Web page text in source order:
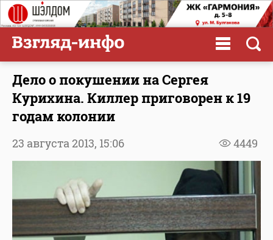
Дело о покушении на Сергея
Курихина. Киллер приговорен к 19
годам колонии
4449
23 августа 2013, 15:06